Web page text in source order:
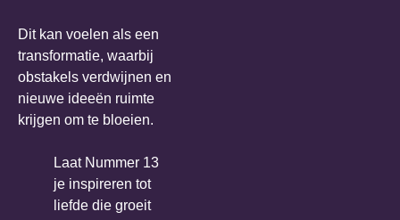
Dit kan voelen als een
transformatie, waarbij
obstakels verdwijnen en
nieuwe ideeën ruimte
krijgen om te bloeien.
Laat Nummer 13
je inspireren tot
liefde die groeit